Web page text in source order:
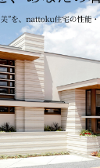
年記念モデル